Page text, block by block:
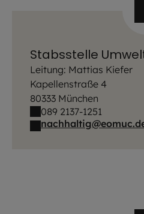
Stabsstelle
Leitung: Mattias Kiefer
Kapellenstraße 4
80333 München
089 2137-1251